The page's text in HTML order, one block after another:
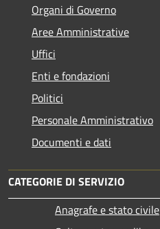
Organi di Governo
Aree Amministrative
Uffici
Enti e fondazioni
Politici
Personale Amministrativo
Documenti e dati
CATEGORIE DI SERVIZIO
Anagrafe e stato civile